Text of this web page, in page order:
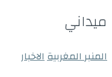
ميداني
المنبر المغربيةالاخبار